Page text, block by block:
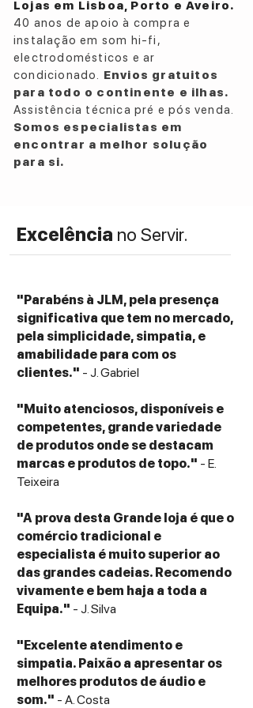
avançada tecnologiaIsoFlare™
combina médios e agudos num único
ponto de emissão. Esta abordagem
garante uma imagem estéreo estável,
excelente foco e uma reprodução
extremamente natural de vozes e
instrumentos. A configuração de
permite uma transição fluida entre
frequências, mantendo equilíbrio tonal e
distribui a energia dos graves de forma
uniforme pela sala, facilitando o
e bem articulados. Com a assinatura
sonora daFyne Audio , as F701 são ideais
para quem procuradesempenho hi-fi de
alto nível, musicalidade e engenharia
britânica de excelência.
ESPECIFICAÇÕES TÉCNICAS:
System Type:2.5-way floorstanding
loudspeaker
Driver Configuration:IsoFlare™ point
source
compression tweeter
Midrange:6" IsoFlare™ multi-fibre cone
Bass Driver:6" dedicated bass driver
Frequency Response:approx. 36 Hz – 34
kHz
Sensitivity:
approx. 90 dB (2.83 V / 1 m)
Recommended Amplifier Power:30 – 200
W
Bass System:BassTrax™ Tractrix diffuser
Lojas em Lisboa, Porto e Aveiro.
40 anos de apoio à compra e
instalação em som hi-fi,
electrodomésticos e ar
condicionado. Envios gratuitos
para todo o continente e ilhas.
Assistência técnica pré e pós venda.
Somos especialistas em
encontrar a melhor solução
para si.
Excelência no Servir.
"Parabéns à JLM, pela presença
significativa que tem no mercado,
pela simplicidade, simpatia, e
amabilidade para com os
clientes." - J. Gabriel
"Muito atenciosos, disponíveis e
competentes, grande variedade
de produtos onde se destacam
marcas e produtos de topo." - E.
Teixeira
"A prova desta Grande loja é que o
comércio tradicional e
especialista é muito superior ao
das grandes cadeias. Recomendo
vivamente e bem haja a toda a
Equipa." - J. Silva
"Excelente atendimento e
simpatia. Paixão a apresentar os
melhores produtos de áudio e
som." - A. Costa